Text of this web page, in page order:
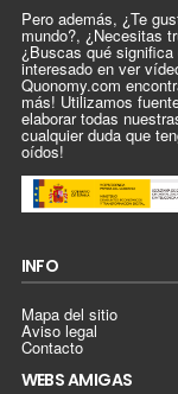
Pero además, ¿Te
mundo?, ¿Necesitas
¿Buscas qué
interesado en ver
Quonomy.com
más! Utilizamos
elaborar todas
cualquier duda que
oídos!
INFO
Mapa del sitio
Aviso legal
Contacto
WEBS AMIGAS